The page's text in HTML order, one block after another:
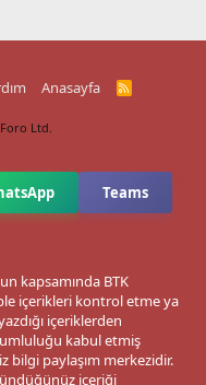
Anasayfa
R
Ltd.
Teams
kapsamında BTK
içerikleri kontrol etme ya
içeriklerden
kabul etmiş
bilgi paylaşım merkezidir.
içeriği